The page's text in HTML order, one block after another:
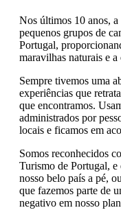
Nos últimos 10 anos,
pequenos grupos de
Portugal,
maravilhas naturais e
Sempre tivemos uma
experiências que
que encontramos.
administrados por
locais e ficamos em
Somos reconhecidos
Turismo de Portugal,
nosso belo país a pé,
que fazemos parte de
negativo em nosso